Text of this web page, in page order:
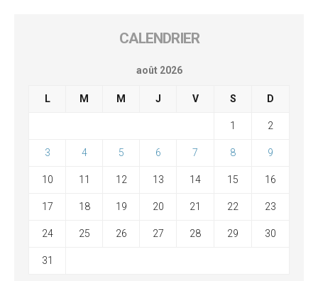
CALENDRIER
août 2026
L M M J V S D
1 2
3 4 5 6 7 8 9
10 11 12 13 14 15 16
17 18 19 20 21 22 23
24 25 26 27 28 29 30
31